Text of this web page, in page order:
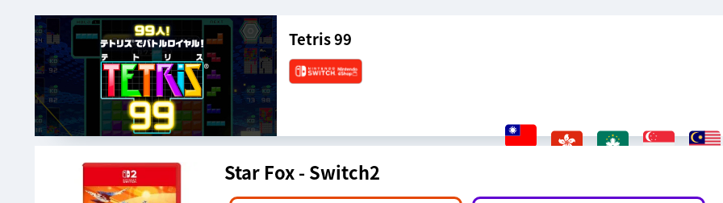
Tetris 99
Star Fox - Switch2